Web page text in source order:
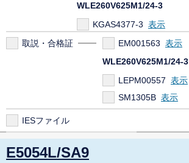
WLE260V625M1/24-3
KGAS4377-3
取説・合格証
EM001563
WLE260V625M1/24-3
LEPM00557
SM1305B
IESファイル
E5054L/SA9